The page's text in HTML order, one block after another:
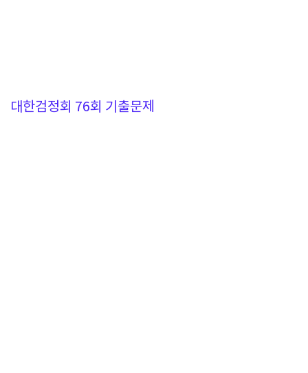
대한검정회 76회 기출문제